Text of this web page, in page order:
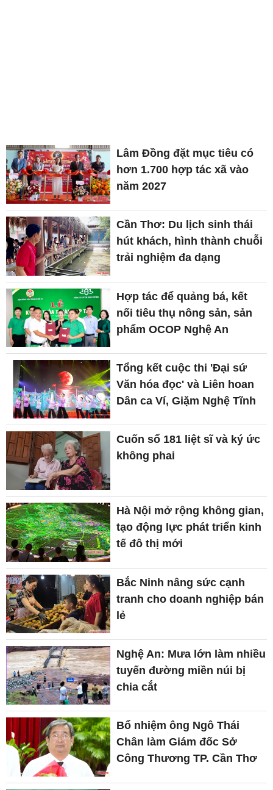
Lâm Đồng đặt mục tiêu có
hơn 1.700 hợp tác xã vào
năm 2027
Cần Thơ: Du lịch sinh thái
hút khách, hình thành chuỗi
trải nghiệm đa dạng
Hợp tác để quảng bá, kết
nối tiêu thụ nông sản, sản
phẩm OCOP Nghệ An
Tổng kết cuộc thi 'Đại sứ
Văn hóa đọc' và Liên hoan
Dân ca Ví, Giặm Nghệ Tĩnh
Cuốn sổ 181 liệt sĩ và ký ức
không phai
Hà Nội mở rộng không gian,
tạo động lực phát triển kinh
tế đô thị mới
Bắc Ninh nâng sức cạnh
tranh cho doanh nghiệp bán
lẻ
Nghệ An: Mưa lớn làm nhiều
tuyến đường miền núi bị
chia cắt
Bổ nhiệm ông Ngô Thái
Chân làm Giám đốc Sở
Công Thương TP. Cần Thơ